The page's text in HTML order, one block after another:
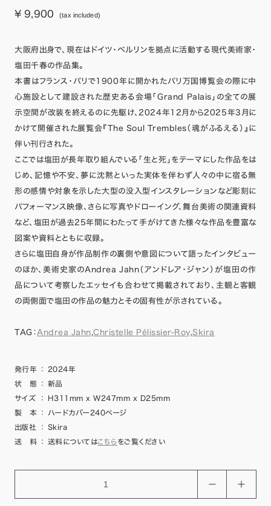
¥ 9,900 (tax included)
大阪府出身で、現在はドイツ・ベルリンを拠点に活動する現代美術家・
塩田千春の作品集。
本書はフランス・パリで1900年に開かれたパリ万国博覧会の際に中
心施設として建設された歴史ある会場「Grand Palais」の全ての展
示空間が改装を終えるのに先駆け、2024年12月から2025年3月に
かけて開催された展覧会『The Soul Trembles（魂がふるえる）』に
伴い刊行された。
ここでは塩田が長年取り組んでいる「生と死」をテーマにした作品をは
じめ、記憶や不安、夢に沈黙といった実体を伴わず人々の中に宿る無
形の感情や対象を示した大型の没入型インスタレーションなど彫刻に
パフォーマンス映像、さらに写真やドローイング、舞台美術の関連資料
など、塩田が過去25年間にわたって手がけてきた様々な作品を豊富な
図案や資料とともに収録。
さらに塩田自身が作品制作の裏側や意図について語ったインタビュー
のほか、美術史家のAndrea Jahn（アンドレア・ジャン）が塩田の作
品について考察したエッセイも合わせて掲載されており、主観と客観
の両側面で塩田の作品の魅力とその固有性が示されている。
TAG： Andrea Jahn,Christelle Pélissier-Roy,Skira
発行年 ：
2024年
状 態
：
新品
サイズ
：
H311mm x W247mm x D25mm
製 本
：
ハードカバー240ページ
出版社
：
Skira
送 料
： 送料についてはこちら をご覧ください